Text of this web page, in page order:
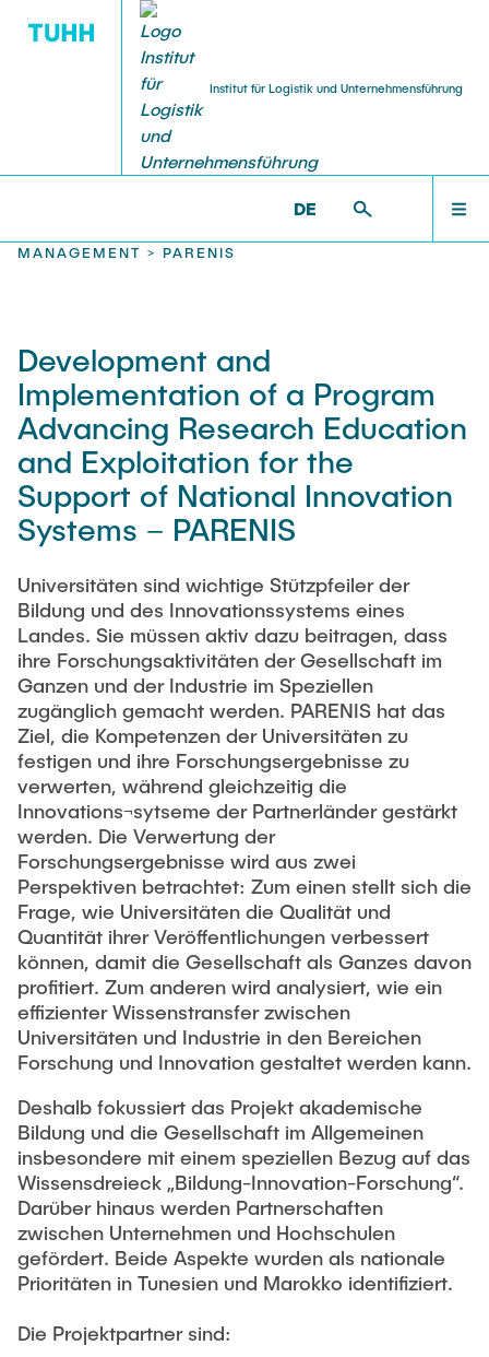
Institut für Logistik und Unternehmensführung
DE
WILLKOMMEN
INSTITUT
INSTITUT
Mitarbeiter*innen
Hamburger Logistik-Kolloquium
Symposium Einkauf und Logistik
Stellenausschreibungen
Abgeschlossene Dissertationen
FORSCHUNG
Themengebiete
Supply Chain Risikomanagement & Resilienz
Nachhaltigkeit
Supply Chain Security
Varianten- und Komplexitätsmanagement
Vergangene Projekte
Supply Chain Risikomanagement
Technologie- und Prozessinnovation in der Logistik
Supply Chain Security
Varianten- und Komplexitätsmanagement
Angewandte Managementmethoden
Veröffentlichungen
Tools
think-cell
Tableau©
MAXQDA
LEHRE
LEHRE
Lehrveranstaltungen
ANFAHRT
LOGU >FORSCHUNG >VERGANGENE PROJEKTE >
TECHNOLOGIE- UND PROZESSINNOVATION IN DER
MANAGEMENT > PARENIS
Development and
Implementation of a Program
Advancing Research Education
and Exploitation for the
Support of National Innovation
Systems – PARENIS
Universitäten sind wichtige Stützpfeiler der
Bildung und des Innovationssystems eines
Landes. Sie müssen aktiv dazu beitragen, dass
ihre Forschungsaktivitäten der Gesellschaft im
Ganzen und der Industrie im Speziellen
zugänglich gemacht werden. PARENIS hat das
Ziel, die Kompetenzen der Universitäten zu
festigen und ihre Forschungsergebnisse zu
verwerten, während gleichzeitig die
Innovations¬sytseme der Partnerländer gestärkt
werden. Die Verwertung der
Forschungsergebnisse wird aus zwei
Perspektiven betrachtet: Zum einen stellt sich die
Frage, wie Universitäten die Qualität und
Quantität ihrer Veröffentlichungen verbessert
können, damit die Gesellschaft als Ganzes davon
profitiert. Zum anderen wird analysiert, wie ein
effizienter Wissenstransfer zwischen
Universitäten und Industrie in den Bereichen
Forschung und Innovation gestaltet werden kann.
Deshalb fokussiert das Projekt akademische
Bildung und die Gesellschaft im Allgemeinen
insbesondere mit einem speziellen Bezug auf das
Wissensdreieck „Bildung-Innovation-Forschung“.
Darüber hinaus werden Partnerschaften
zwischen Unternehmen und Hochschulen
gefördert. Beide Aspekte wurden als nationale
Prioritäten in Tunesien und Marokko identifiziert.
Die Projektpartner sind: